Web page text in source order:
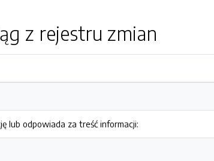
z rejestru zmian
lub odpowiada za treść informacji: